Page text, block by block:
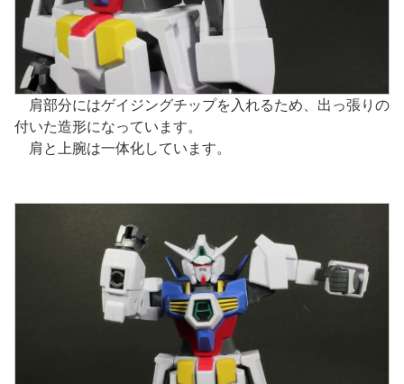
肩部分にはゲイジングチップを入れるため、出っ張りの
付いた造形になっています。
肩と上腕は一体化しています。